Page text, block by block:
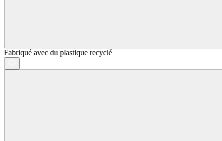
Fabriqué avec du plastique recyclé